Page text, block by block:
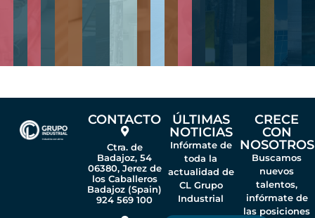
CONTACTO
Ctra. de
Badajoz, 54
06380, Jerez de
los Caballeros
Badajoz (Spain)
924 569 100
ÚLTIMAS
NOTICIAS
Infórmate de
toda la
actualidad de
CL Grupo
Industrial
CRECE
CON
NOSOTROS
Buscamos
nuevos
talentos,
infórmate de
las posiciones